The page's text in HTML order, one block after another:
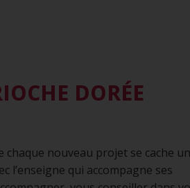
DORÉE
chaque nouveau projet se cache
l’enseigne qui accompagne ses